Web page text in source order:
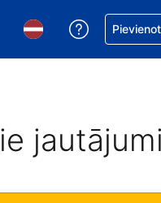
valūtu. Jūsu
Izvēlēties valodu.
Saņemiet